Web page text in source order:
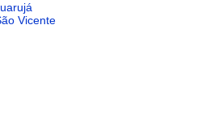
Vicente